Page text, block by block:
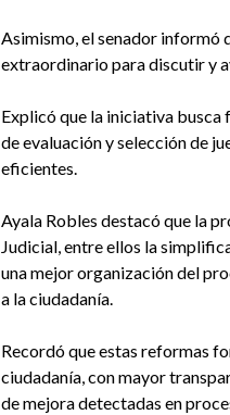
Asimismo, el senador informó
extraordinario para discutir y
Explicó que la iniciativa busca
de evaluación y selección de
eficientes.
Ayala Robles destacó que la
Judicial, entre ellos la
una mejor organización del
a la ciudadanía.
Recordó que estas reformas
ciudadanía, con mayor
de mejora detectadas en